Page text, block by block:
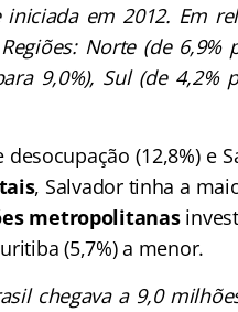
iniciada em 2012. Em
Norte (de 6,9%
9,0%), Sul (de 4,2%
(12,8%) e
, Salvador tinha a
metropolitanas
(5,7%) a menor.
chegava a 9,0